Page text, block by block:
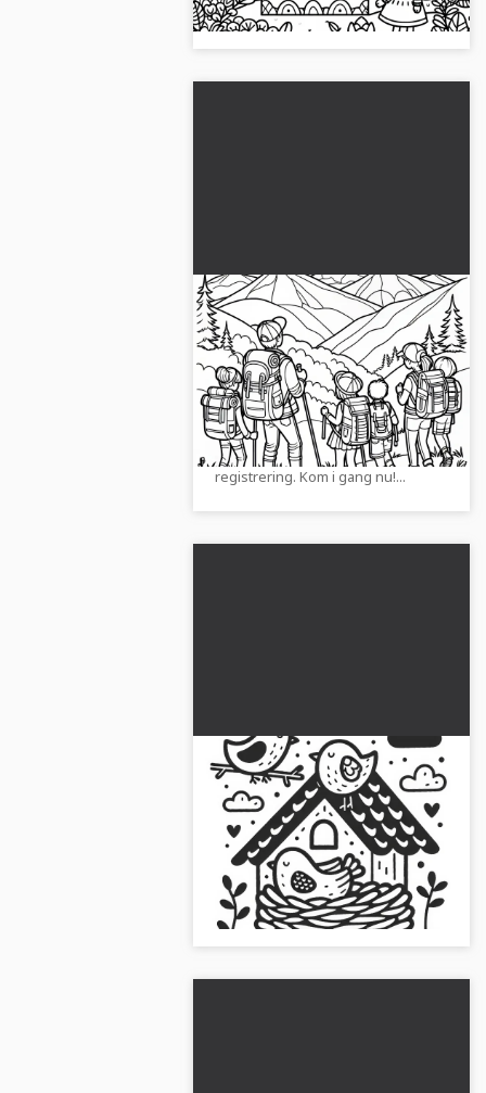
online!...
Mennesker nyder
vandreturen i bjergene i
maj: Malebog til download
(Gratis)
Dyk ned i en maj-vandring i
bjergene. Download eller mal
online i et perfekt
farvelægningsside uden
registrering. Kom i gang nu!...
Fugle bygger rede i maj:
Malebog til download
(Gratis)
Se på fugle bygge rede med vores
maj malebog. Download billedet
gratis eller mal det online. Bliv
kreativ nu!...